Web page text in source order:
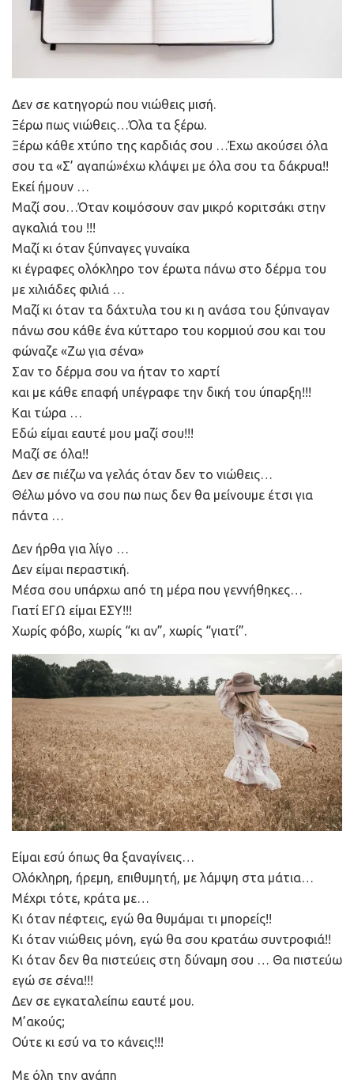
Δεν σε κατηγορώ που νιώθεις μισή.
Ξέρω πως νιώθεις…Όλα τα ξέρω.
Ξέρω κάθε χτύπο της καρδιάς σου …Έχω ακούσει όλα
σου τα «Σ’ αγαπώ»έχω κλάψει με όλα σου τα δάκρυα!!
Εκεί ήμουν …
Μαζί σου…Όταν κοιμόσουν σαν μικρό κοριτσάκι στην
αγκαλιά του !!!
Μαζί κι όταν ξύπναγες γυναίκα
κι έγραφες ολόκληρο τον έρωτα πάνω στο δέρμα του
με χιλιάδες φιλιά …
Μαζί κι όταν τα δάχτυλα του κι η ανάσα του ξύπναγαν
πάνω σου κάθε ένα κύτταρο του κορμιού σου και του
φώναζε «Ζω για σένα»
Σαν το δέρμα σου να ήταν το χαρτί
και με κάθε επαφή υπέγραφε την δική του ύπαρξη!!!
Και τώρα …
Εδώ είμαι εαυτέ μου μαζί σου!!!
Μαζί σε όλα!!
Δεν σε πιέζω να γελάς όταν δεν το νιώθεις…
Θέλω μόνο να σου πω πως δεν θα μείνουμε έτσι για
πάντα …
Δεν ήρθα για λίγο …
Δεν είμαι περαστική.
Μέσα σου υπάρχω από τη μέρα που γεννήθηκες…
Γιατί ΕΓΩ είμαι ΕΣΥ!!!
Χωρίς φόβο, χωρίς “κι αν”, χωρίς “γιατί”.
Είμαι εσύ όπως θα ξαναγίνεις…
Ολόκληρη, ήρεμη, επιθυμητή, με λάμψη στα μάτια…
Μέχρι τότε, κράτα με…
Κι όταν πέφτεις, εγώ θα θυμάμαι τι μπορείς!!
Κι όταν νιώθεις μόνη, εγώ θα σου κρατάω συντροφιά!!
Κι όταν δεν θα πιστεύεις στη δύναμη σου … Θα πιστεύω
εγώ σε σένα!!!
Δεν σε εγκαταλείπω εαυτέ μου.
Μ’ακούς;
Ούτε κι εσύ να το κάνεις!!!
Με όλη την αγάπη